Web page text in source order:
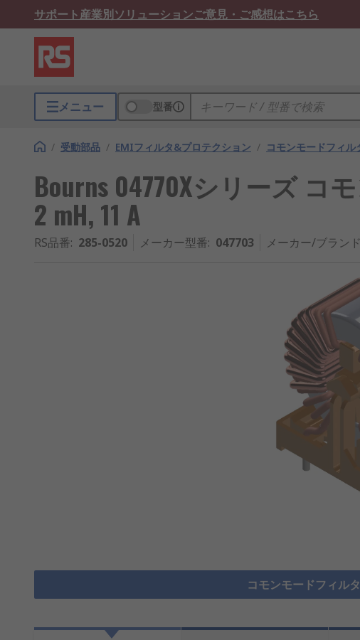
サポート産業別ソリューションご意見・ご感想はこちら
メニュー 型番
/ 受動部品 / EMIフィルタ&プロテクション / コモンモードフィル
Bourns 04770Xシリーズ コ
2 mH, 11 A
RS品番: 285-0520 メーカー型番: 047703 メーカー/ブラン
コモンモードフィル